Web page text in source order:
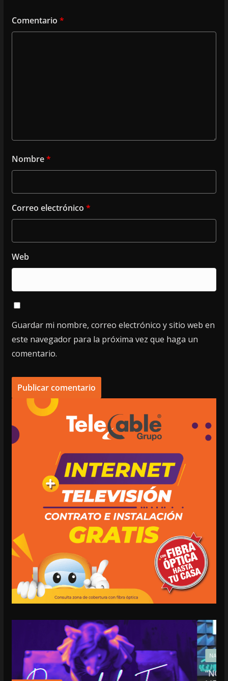
Comentario *
Nombre*
Correo electrónico *
Web
Guardar mi nombre, correo electrónico y sitio web en
este navegador para la próxima vez que haga un
comentario.
NACIONALES OPINIÓN
“NO VIVIMOS BUENOS TIEMPOS PARA LA